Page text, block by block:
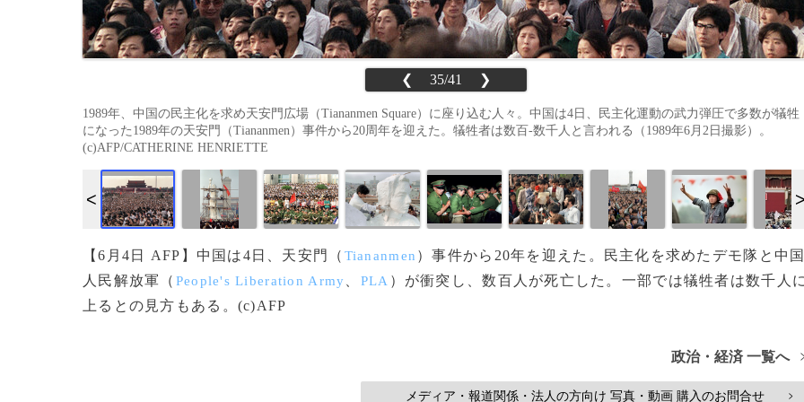
❮ 35/41 ❯
1989年、中国の民主化を求め天安門広場（Tiananmen Square）に座り込む人々。中国は4日、民主化運動の武力弾圧で多数が犠牲
になった1989年の天安門（Tiananmen）事件から20周年を迎えた。犠牲者は数百-数千人と言われる（1989年6月2日撮影）。
(c)AFP/CATHERINE HENRIETTE
【6月4日 AFP】中国は4日、天安門（ Tiananmen ）事件から20年を迎えた。民主化を求めたデモ隊と中
人民解放軍（ People's Liberation Army PLA ）が衝突し、数百人が死亡した。一部では犠牲者は数千人
上るとの見方もある。(c)AFP
政治・経済 一覧へ
メディア・報道関係・法人の方向け 写真・動画 購入のお問合せ >